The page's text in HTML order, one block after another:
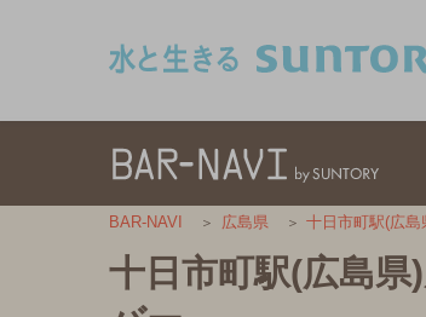
BAR-NAVI 広島県 十日市町駅(広島
十日市町駅(広島